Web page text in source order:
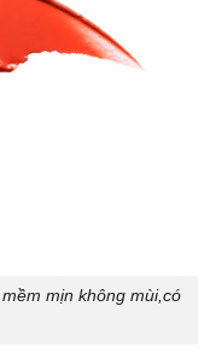
mịn không mùi,có